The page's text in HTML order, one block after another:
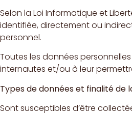
Selon la Loi Informatique et
identifiée, directement ou
personnel.
Toutes les données
internautes et/ou à leur
Types de données et finalité de
Sont susceptibles d’être